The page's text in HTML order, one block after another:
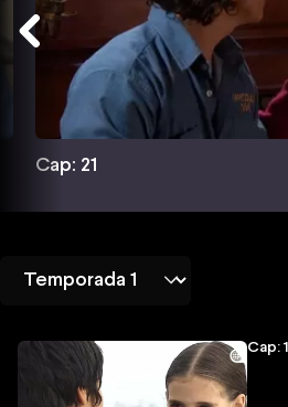
Cap: 21
Cap: 1